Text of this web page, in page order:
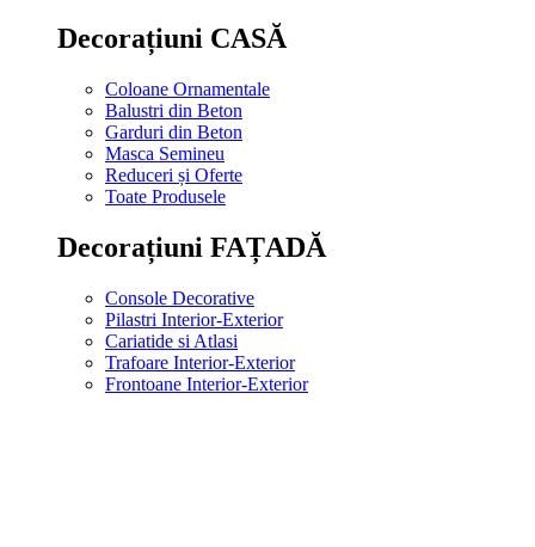
Decorațiuni CASĂ
Coloane Ornamentale
Balustri din Beton
Garduri din Beton
Masca Semineu
Reduceri și Oferte
Toate Produsele
Decorațiuni FAȚADĂ
Console Decorative
Pilastri Interior-Exterior
Cariatide si Atlasi
Trafoare Interior-Exterior
Frontoane Interior-Exterior